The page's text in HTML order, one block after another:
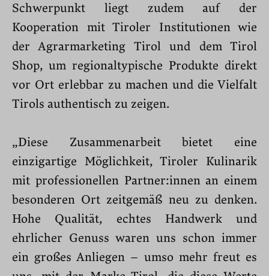
Schwerpunkt liegt zudem auf der
Kooperation mit Tiroler Institutionen wie
der Agrarmarketing Tirol und dem Tirol
Shop, um regionaltypische Produkte direkt
vor Ort erlebbar zu machen und die Vielfalt
Tirols authentisch zu zeigen.
„Diese Zusammenarbeit bietet eine
einzigartige Möglichkeit, Tiroler Kulinarik
mit professionellen Partner:innen an einem
besonderen Ort zeitgemäß neu zu denken.
Hohe Qualität, echtes Handwerk und
ehrlicher Genuss waren uns schon immer
ein großes Anliegen – umso mehr freut es